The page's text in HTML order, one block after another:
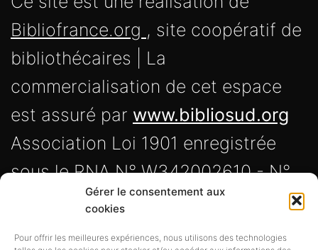
Gérer le consentement aux
cookies
Pour offrir les meilleures expériences, nous utilisons des technologies
Bibliofrance.org , site coopératif de
bibliothécaires | La
commercialisation de cet espace
est assuré par www.bibliosud.org
Association Loi 1901 enregistrée
sous le RNA N° W342002610 - N°
Siret 838 720 191 00017 -